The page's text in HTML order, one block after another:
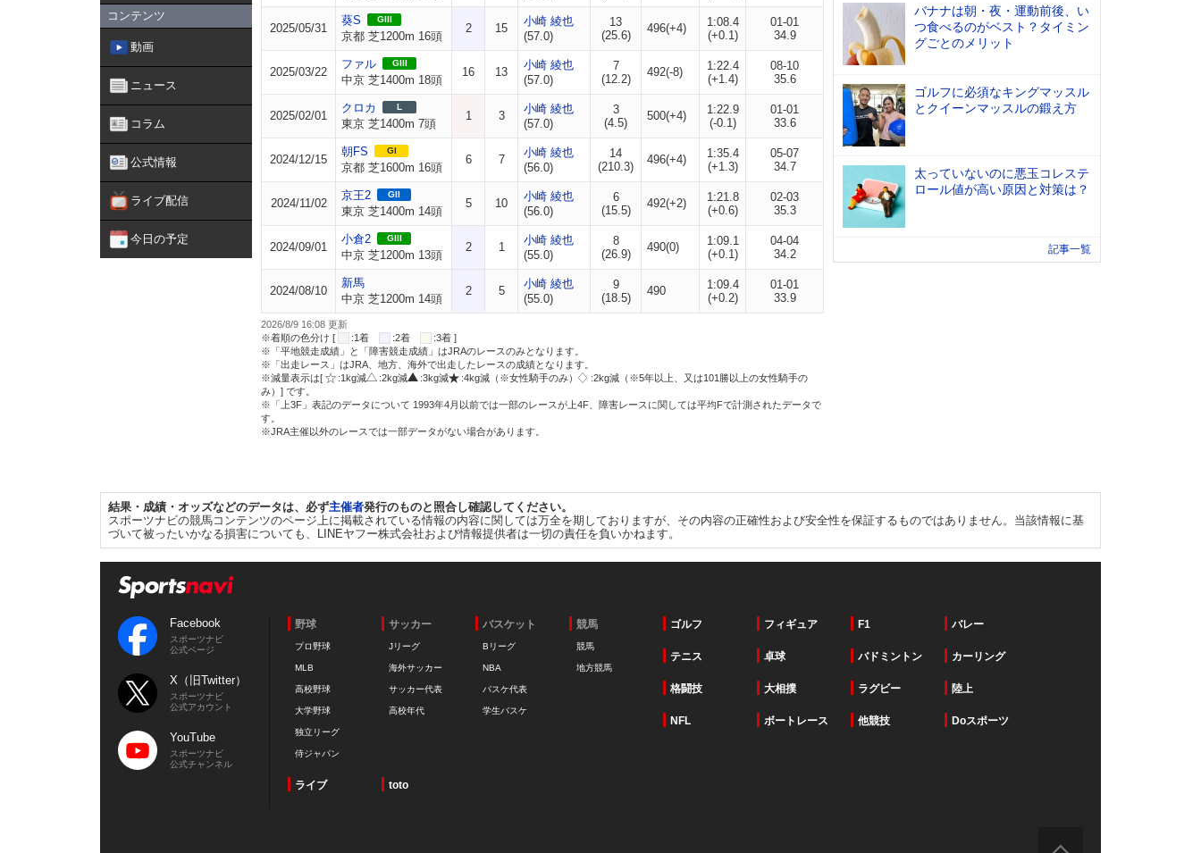
コンテンツ
動画
ニュース
コラム
公式情報
ライブ配信
今日の予定
2025/05/31
葵S GIII
京都 芝1200m 16頭
2 15
小崎 綾也
(57.0)
13
(25.6)
496(+4)
1:08.4
(+0.1)
01-01
34.9
2025/03/22
ファル GIII
中京 芝1400m 18頭
16 13
小崎 綾也
(57.0)
7
(12.2)
492(-8)
1:22.4
(+1.4)
08-10
35.6
2025/02/01
クロカ L
東京 芝1400m 7頭
1 3
小崎 綾也
(57.0)
3
(4.5)
500(+4)
1:22.9
(-0.1)
01-01
33.6
2024/12/15
朝FS GI
京都 芝1600m 16頭
6 7
小崎 綾也
(56.0)
14
(210.3)
496(+4)
1:35.4
(+1.3)
05-07
34.7
2024/11/02
京王2 GII
東京 芝1400m 14頭
5 10
小崎 綾也
(56.0)
6
(15.5)
492(+2)
1:21.8
(+0.6)
02-03
35.3
2024/09/01
小倉2 GIII
中京 芝1200m 13頭
2 1
小崎 綾也
(55.0)
8
(26.9)
490(0)
1:09.1
(+0.1)
04-04
34.2
2024/08/10
新馬
中京 芝1200m 14頭
2 5
小崎 綾也
(55.0)
9
(18.5)
490
1:09.4
(+0.2)
01-01
33.9
2026/8/9 16:08 更新
※着順の色分け [
:1着 :2着
:3着 ]
※「平地競走成績」と「障害競走成績」はJRAのレースのみとなります。
※「出走レース」はJRA、地方、海外で出走したレースの成績となります。
※減量表示は[
:1kg減 :2kg減 :3kg減 :4kg減（※女性騎手のみ）
:2kg減（※5年以上、又は101勝以上の女性騎手の
み）] です。
※「上3F」表記のデータについて 1993年4月以前では一部のレースが上4F、障害レースに関しては平均Fで計測されたデータで
す。
※JRA主催以外のレースでは一部データがない場合があります。
バナナは朝・夜・運動前後、い
つ食べるのがベスト？タイミン
グごとのメリット
ゴルフに必須なキングマッスル
とクイーンマッスルの鍛え方
太っていないのに悪玉コレステ
ロール値が高い原因と対策は？
記事一覧
結果・成績・オッズなどのデータは、必ず主催者発行のものと照合し確認してください。
スポーツナビの競馬コンテンツのページ上に掲載されている情報の内容に関しては万全を期しておりますが、その内容の正確性および安全性を保証するものではありません。当該情報に基
づいて被ったいかなる損害についても、LINEヤフー株式会社および情報提供者は一切の責任を負いかねます。
Facebook
スポーツナビ
公式ページ
X（旧Twitter）
スポーツナビ
公式アカウント
YouTube
スポーツナビ
公式チャンネル
野球
プロ野球
MLB
高校野球
大学野球
独立リーグ
侍ジャパン
サッカー
Jリーグ
海外サッカー
サッカー代表
高校年代
バスケット
Bリーグ
NBA
バスケ代表
学生バスケ
競馬
競馬
地方競馬
ゴルフ フィギュア F1 バレー
テニス 卓球 バドミントン カーリング
格闘技 大相撲 ラグビー 陸上
NFL ボートレース 他競技 Doスポーツ
ライブ toto